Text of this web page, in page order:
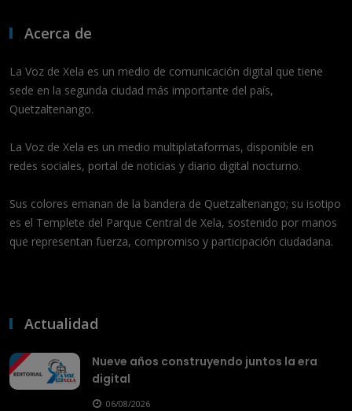
Acerca de
La Voz de Xela es un medio de comunicación digital que tiene
sede en la segunda ciudad más importante del país,
Quetzaltenango.
La Voz de Xela es un medio multiplataformas, disponible en
redes sociales, portal de noticias y diario digital nocturno.
Sus colores emanan de la bandera de Quetzaltenango; su isotipo
es el Templete del Parque Central de Xela, sostenido por manos
que representan fuerza, compromiso y participación ciudadana.
Actualidad
Nueve años construyendo juntos la era
digital
06/08/2026